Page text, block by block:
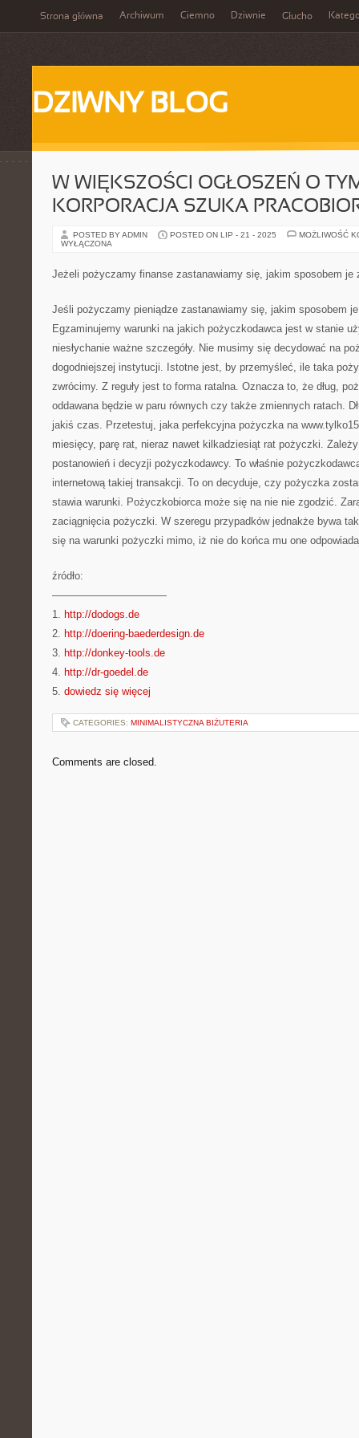
Strona główna Archiwum Ciemno Dziwnie Głucho
DZIWNY BLOG
W WIĘKSZOŚCI OGŁOSZEŃ O
KORPORACJA SZUKA
POSTED BY ADMIN POSTED ON LIP - 21 - 2025
MOŻLIWOŚĆ
WYŁĄCZONA
Jeżeli pożyczamy finanse zastanawiamy się, jakim sposobem je
Jeśli pożyczamy pieniądze zastanawiamy się, jakim sposobem
Egzaminujemy warunki na jakich pożyczkodawca jest w stanie
niesłychanie ważne szczegóły. Nie musimy się decydować na
dogodniejszej instytucji. Istotne jest, by przemyśleć, ile taka
zwrócimy. Z reguły jest to forma ratalna. Oznacza to, że dług,
oddawana będzie w paru równych czy także zmiennych ratach.
jakiś czas. Przetestuj, jaka perfekcyjna pożyczka na
miesięcy, parę rat, nieraz nawet kilkadziesiąt rat pożyczki.
postanowień i decyzji pożyczkodawcy. To właśnie
internetową takiej transakcji. To on decyduje, czy pożyczka
stawia warunki. Pożyczkobiorca może się na nie nie zgodzić.
zaciągnięcia pożyczki. W szeregu przypadków jednakże bywa
się na warunki pożyczki mimo, iż nie do końca mu one
źródło:
———————————
1. http://dodogs.de
2. http://doering-baederdesign.de
3. http://donkey-tools.de
4. http://dr-goedel.de
5. dowiedz się więcej
CATEGORIES: MINIMALISTYCZNA BIŻUTERIA
Comments are closed.